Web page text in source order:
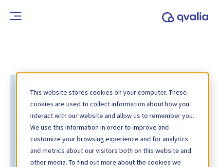
This website stores cookies on your computer. These
cookies are used to collect information about how you
interact with our website and allow us to remember you.
We use this information in order to improve and
customize your browsing experience and for analytics
and metrics about our visitors both on this website and
other media. To find out more about the cookies we